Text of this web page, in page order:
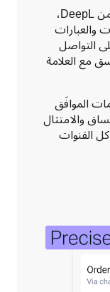
من DeepL،
والعبارات
التواصل
مع العلامة
الموافَق
والامتثال
القنوات